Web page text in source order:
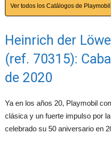
Ver todos los Catálogos de
Heinrich der
(ref. 70315):
de 2020
Ya en los años 20, Playmobil
clásica y un fuerte impulso por
celebrado su 50 aniversario en